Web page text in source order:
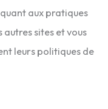
aux pratiques
sites et vous
leurs politiques de